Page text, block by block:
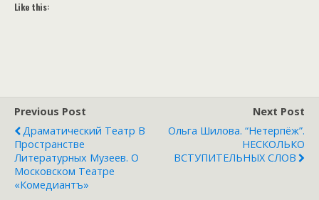
Like this:
Previous Post
Драматический Театр В
Пространстве
Литературных Музеев. О
Московском Театре
«Комедиантъ»
Next Post
Ольга Шилова. “Нетерпёж”.
НЕСКОЛЬКО
ВСТУПИТЕЛЬНЫХ СЛОВ